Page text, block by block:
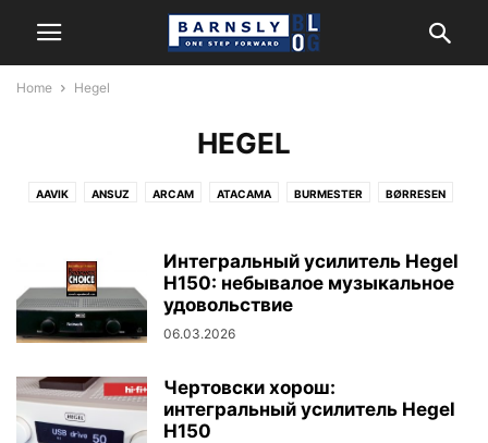
Home Hegel
HEGEL
AAVIK ANSUZ ARCAM ATACAMA BURMESTER BØRRESEN
MONITOR AUDIO NEWTEC NORDOST POWERGRIP REL REVEL
ROKSAN SYSTEM AUDIO
Интегральный усилитель Hegel
H150: небывалое музыкальное
удовольствие
06.03.2026
Чертовски хорош:
интегральный усилитель Hegel
H150